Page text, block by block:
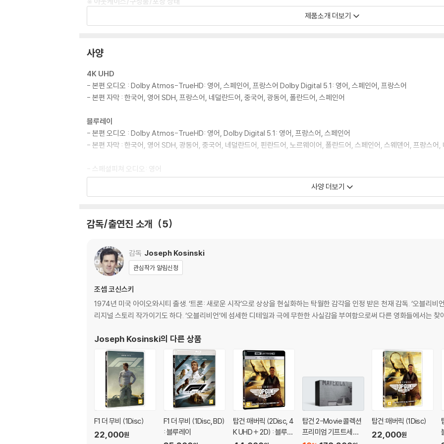
1) 제작/배송 과정에서 경미한 아웃케이스 주름, 모서리 눌림 및 갈라짐이 발생할 수 있습니다. 반품을 원하실 경우 미개봉 상태
2) 스틸북 케이스 제작 과정에서 기포 혹은 경미한 인쇄 오류가 발생할 수 있습니다.
4) 본품 보호를 위해 노란색의 카톤 박스로 재포장한 경우, 카톤박스 손상에 의한 교환/반품은 불가합니다.
5) 아웃케이스/구성품/포장 상태 불량에 의한 교환/반품 신청시 불량 확인을 위해 개봉 시의 동영상을 요청할 수 있으며, 동영
※ 디스크 재생 불량
1) 기기 문제로 인해 발생하는 재생 불량 현상에 대해서는 반품/교환이 불가하니 최신 소프트웨어로 업데이트된 DVD/BD 전용
3) 일부 PC 연결형 ODD의 경우 호환 상의 문제로 정상적인 디스크도 재생이 불가능한 경우가 있습니다. 독립형 전용 플레이어
량의 경우 교환 시에도 동일한 오류가 발생할 수 있음을 알려드립니다.
디스크에 미세한 잔 흠집이 남아있거나 인쇄 면이 깨끗하지 않은 경우가 있으며, 상품의 불량이 아닙니다. 단, 재생에 이상이 있
다.
관련 사진과 동영상 및 재생 기기 모델명을 첨부하여 첨부하여 고객센터에 문의 바랍니다.
3) 스틸북 한정판, 초회 한정판의 경우 제작 수량이 한정되어 있고, 택배 이동 과정에서의 손상이 발생하면, 재 판매가 어려우므
4) 한정판 상품의 변심, 오구매로 인한 반품은 회송된 상품의 상태 확인 후 진행이 가능합니다. 택배 이동 중 파손이 발생하지 않
제품소개 더보기
사양
4K UHD
- 본편 오디오 : Dolby Atmos-TrueHD: 영어, 스페인어, 프랑스어 Dolby Digital 5.1: 영어, 스페인어, 프랑스어
- 본편 자막 : 한국어, 영어 SDH, 프랑스어, 네덜란드어, 중국어, 광동어, 폴란드어, 스페인어
블루레이
- 본편 오디오 : Dolby Atmos-TrueHD: 영어, Dolby Digital 5.1: 영어, 프랑스어, 스페인어
- 본편 자막 : 한국어, 영어 SDH, 광동어, 중국어, 네덜란드어, 핀란드어, 노르웨이어, 폴란드어, 스페인어, 스웨덴어, 프랑스어,
- 스페셜피쳐 오디오: 영어
- 스페셜피쳐 자막: 한국어, 영어 SDH, 중국어, 프랑스어, 스페인어 등 (디스크별 제 2외국어 일부 상이)
* 상기 스펙 및 부가영상은 제작사의 사정으로 예고없이 변경될 수 있습니다.
SPECIAL FEATURES (한국어 자막 지원)
*4K UHD 디스크/블루레이 디스크 동일하게 수록*
-Inside the F1® The Movie Table Read(5:10) F1 더 무비 대본 리딩 현장
-The Anatomy of a Crash(6:27) 충돌 장면의 해부
-Getting Up to Speed(5:02) 속도 내기 - 주행 훈련
-APXGP Innovations(5:25) APXGP 혁신
-Lewis Hamilton: Producer(5:18) 루이스 해밀턴: 제작자
-APXGP Sets and Locations Around the World(9:25) APXGP 전세계의 촬영장소와 세트
-APXGP and F1®: How it was Filmed(5:44) APXGP와 F1 : 촬영 방식
-Sound of Speed(5:00) 스피드의 소리
사양 더보기
감독/출연진 소개 5
감독 Joseph Kosinski
관심작가 알림신청
조셉 코신스키
1974년 미국 아이오와시티 출생. ‘트론: 새로운 시작’으로 상상을 현실화하는 탁월한 감각을 인정 받은 천재 감독. ‘오블리비
리지널 스토리 작가이기도 하다. ‘오블리비언’에 섬세한 디테일과 극에 무한한 사실감을 부여함으로써 다른 영화들에서는
Joseph Kosinski의 다른 상품
F1 더 무비 (1Disc)
22,000원
F1 더 무비 (1Disc, BD)
: 블루레이
탑건:매버릭 (2Disc, 4
K UHD + 2D) : 블루레
탑건 2-Movie 콜렉션
프리미엄 기프트세트
탑건:매버릭 (1Disc)
22,000원